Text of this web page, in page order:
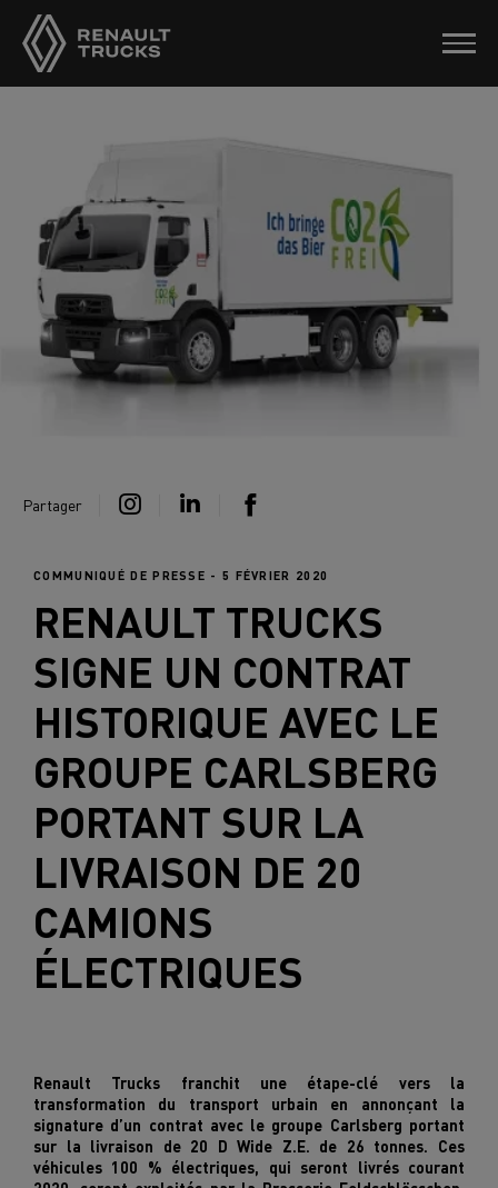
Partager
COMMUNIQUÉ DE PRESSE - 5 FÉVRIER 2020
RENAULT TRUCKS
SIGNE UN CONTRAT
HISTORIQUE AVEC LE
GROUPE CARLSBERG
PORTANT SUR LA
LIVRAISON DE 20
CAMIONS
ÉLECTRIQUES
Renault Trucks franchit une étape-clé vers la
transformation du transport urbain en annonçant la
signature d’un contrat avec le groupe Carlsberg portant
sur la livraison de 20 D Wide Z.E. de 26 tonnes. Ces
véhicules 100 % électriques, qui seront livrés courant